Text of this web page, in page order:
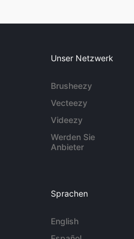
Unser Netzwerk
Brusheezy
Vecteezy
Videezy
Werden Sie
Anbieter
Sprachen
English